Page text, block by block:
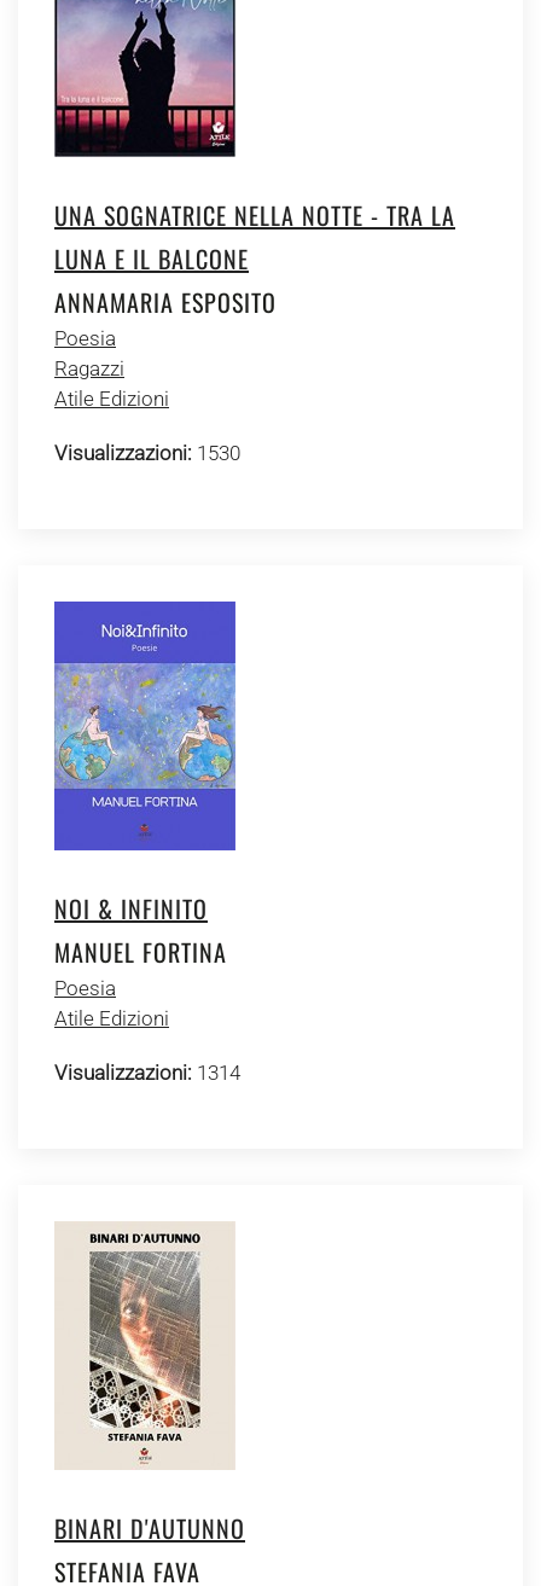
UNA SOGNATRICE NELLA NOTTE - TRA LA
LUNA E IL BALCONE
ANNAMARIA ESPOSITO
Poesia
Ragazzi
Atile Edizioni
Visualizzazioni: 1530
NOI & INFINITO
MANUEL FORTINA
Poesia
Atile Edizioni
Visualizzazioni: 1314
BINARI D'AUTUNNO
STEFANIA FAVA